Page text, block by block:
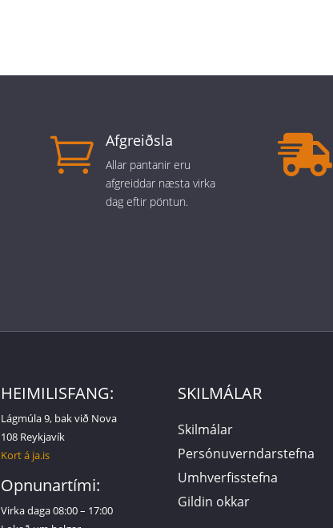
 Afgreiðsla
Allar pantanir eru
afgreiddar næsta virka
dag eftir pöntun.

HEIMILISFANG:
Lágmúla 9, bak við Nova
108 Reykjavík
Kort á ja.is
Opnunartími:
Virka daga 08:00 – 17:00
SKILMÁLAR
Skilmálar
Persónuverndarstefna
Umhverfisstefna
Gildin okkar